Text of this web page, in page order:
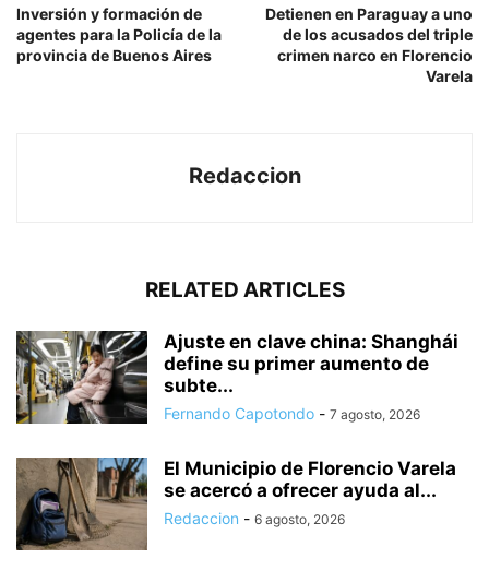
Inversión y formación de
agentes para la Policía de la
provincia de Buenos Aires
Detienen en Paraguay a uno
de los acusados del triple
crimen narco en Florencio
Varela
Redaccion
RELATED ARTICLES
Ajuste en clave china: Shanghái
define su primer aumento de
subte...
Fernando Capotondo - 7 agosto, 2026
El Municipio de Florencio Varela
se acercó a ofrecer ayuda al...
Redaccion - 6 agosto, 2026